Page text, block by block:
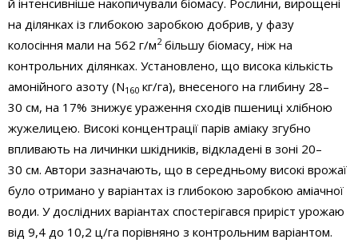
на ділянках із глибокою заробкою добрив, у фазу
колосіння мали на 562 г/м2більшу біомасу, ніж на
контрольних ділянках. Установлено, що висока кількість
амонійного азоту (N160 кг/га), внесеного на глибину 28–
30 см, на 17% знижує ураження сходів пшениці хлібною
жужелицею. Високі концентрації парів аміаку згубно
впливають на личинки шкідників, відкладені в зоні 20–
30 см. Автори зазначають, що в середньому високі врожаї
було отримано у варіантах із глибокою заробкою аміачної
води. У дослідних варіантах спостерігався приріст урожаю
від 9,4 до 10,2 ц/га порівняно з контрольним варіантом.